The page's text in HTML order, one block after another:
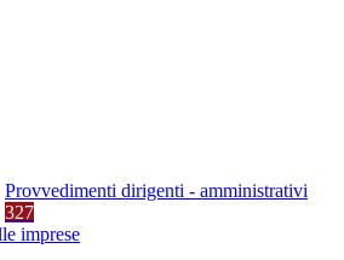
Provvedimenti dirigenti - amministrativi
327
imprese